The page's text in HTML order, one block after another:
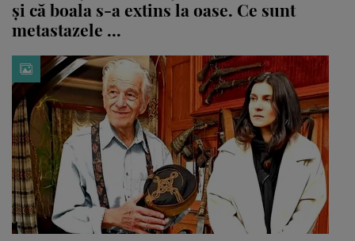
și că boala s-a extins la oase. Ce sunt
metastazele ...